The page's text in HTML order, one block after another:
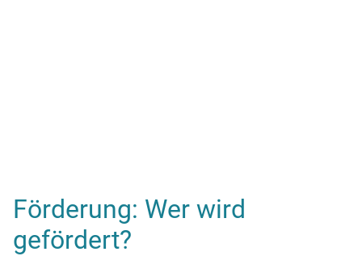
Förderung: Wer wird
gefördert?